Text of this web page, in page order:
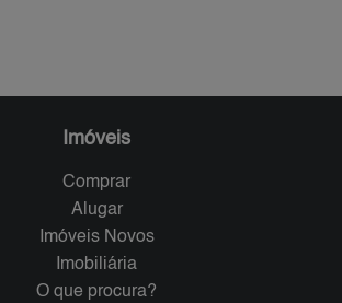
Imóveis
Comprar
Alugar
Imóveis Novos
Imobiliária
O que procura?